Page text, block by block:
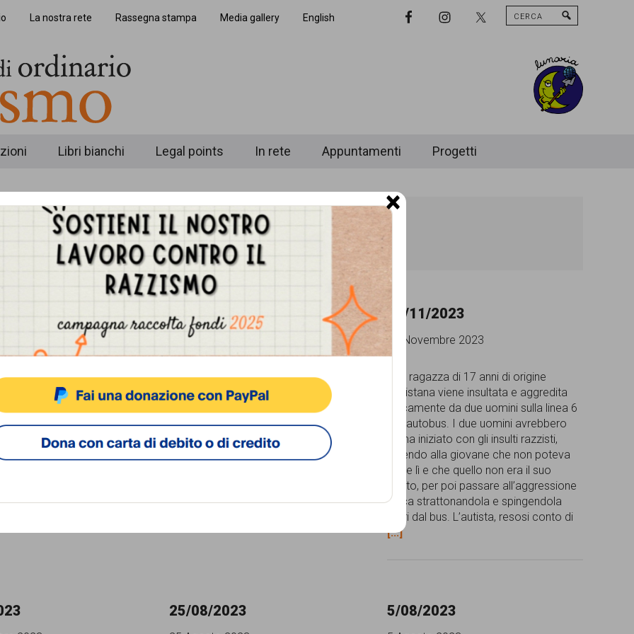
La nostra rete Rassegna stampa Media gallery English
Nav
Cerca
Libri bianchi Legal points In rete Appuntamenti Progetti
2025
italiano afrodiscendente,
Buskers Festival registra un
l’uso della
Il video riceve diversi
razzisti, con termini
denigratori, e la
18/02/2024
18 Febbraio 2024
Alcuni studenti del Liceo Ariosto di
Ferrara conducono un’indagine sulla
sicurezza somministrando un
questionario a soli 17 studenti,
chiedendo in quale zona della città si
sentono meno al sicuro, alimentando la
molte persone straniere.[...]
18/11/2023
18 Novembre 2023
Una ragazza di 17 anni di origine
pakistana viene insultata e aggredita
fisicamente da due uomini sulla linea 6
dell’autobus. I due uomini avrebbero
prima iniziato con gli insulti razzisti,
dicendo alla giovane che non poteva
stare lì e che quello non era il suo
posto, per poi passare all’aggressione
fisica strattonandola e spingendola
fuori dal bus. L’autista, resosi conto di
[...]
25/08/2023 5/08/2023
×